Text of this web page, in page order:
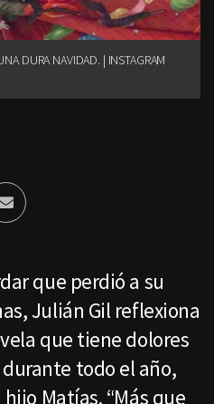
DURA NAVIDAD. | INSTAGRAM
Enviar
por
que perdió a su
Julián Gil reflexiona
que tiene dolores
todo el año,
Matías. “Más que